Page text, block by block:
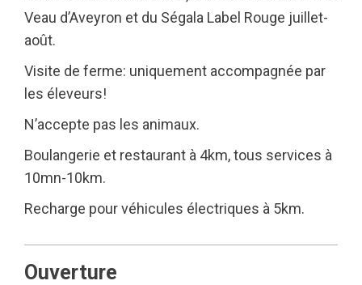
Veau d’Aveyron et du Ségala Label Rouge juillet-
août.
Visite de ferme: uniquement accompagnée par
les éleveurs!
N’accepte pas les animaux.
Boulangerie et restaurant à 4km, tous services à
10mn-10km.
Recharge pour véhicules électriques à 5km.
Ouverture